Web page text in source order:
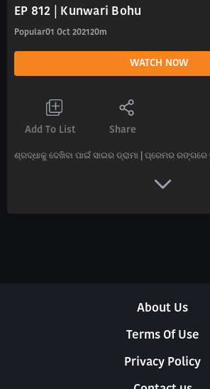
EP 812 | Kunwari Bohu
Popular01 Oct 2021 20m
WATCH NOW
Add To List Share
ଶ୍ରଦ୍ଧାକୁ ଦେଖିବା ପାଇଁ ସାଇର ଡ୍ରାମା | ପ୍ରେମର ରଙ୍ଗରେ
About Us
Terms Of Use
Privacy Policy